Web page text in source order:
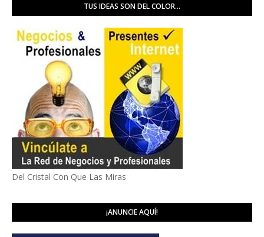
TUS IDEAS SON DEL COLOR...
Del Cristal Con Que Las Miras
¡ANUNCIE AQUÍ!